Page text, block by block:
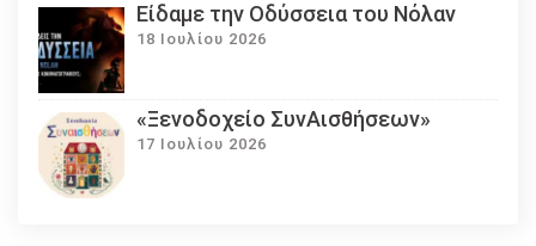
Eίδαμε την Οδύσσεια του Νόλαν
18 Ιουλίου 2026
«Ξενοδοχείο ΣυνΑισθήσεων»
17 Ιουλίου 2026